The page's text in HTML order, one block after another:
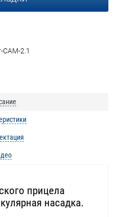
CAM-2.1
прицела
насадка.